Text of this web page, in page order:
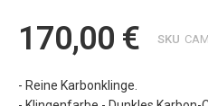
170,00 € SKU
- Reine Karbonklinge.